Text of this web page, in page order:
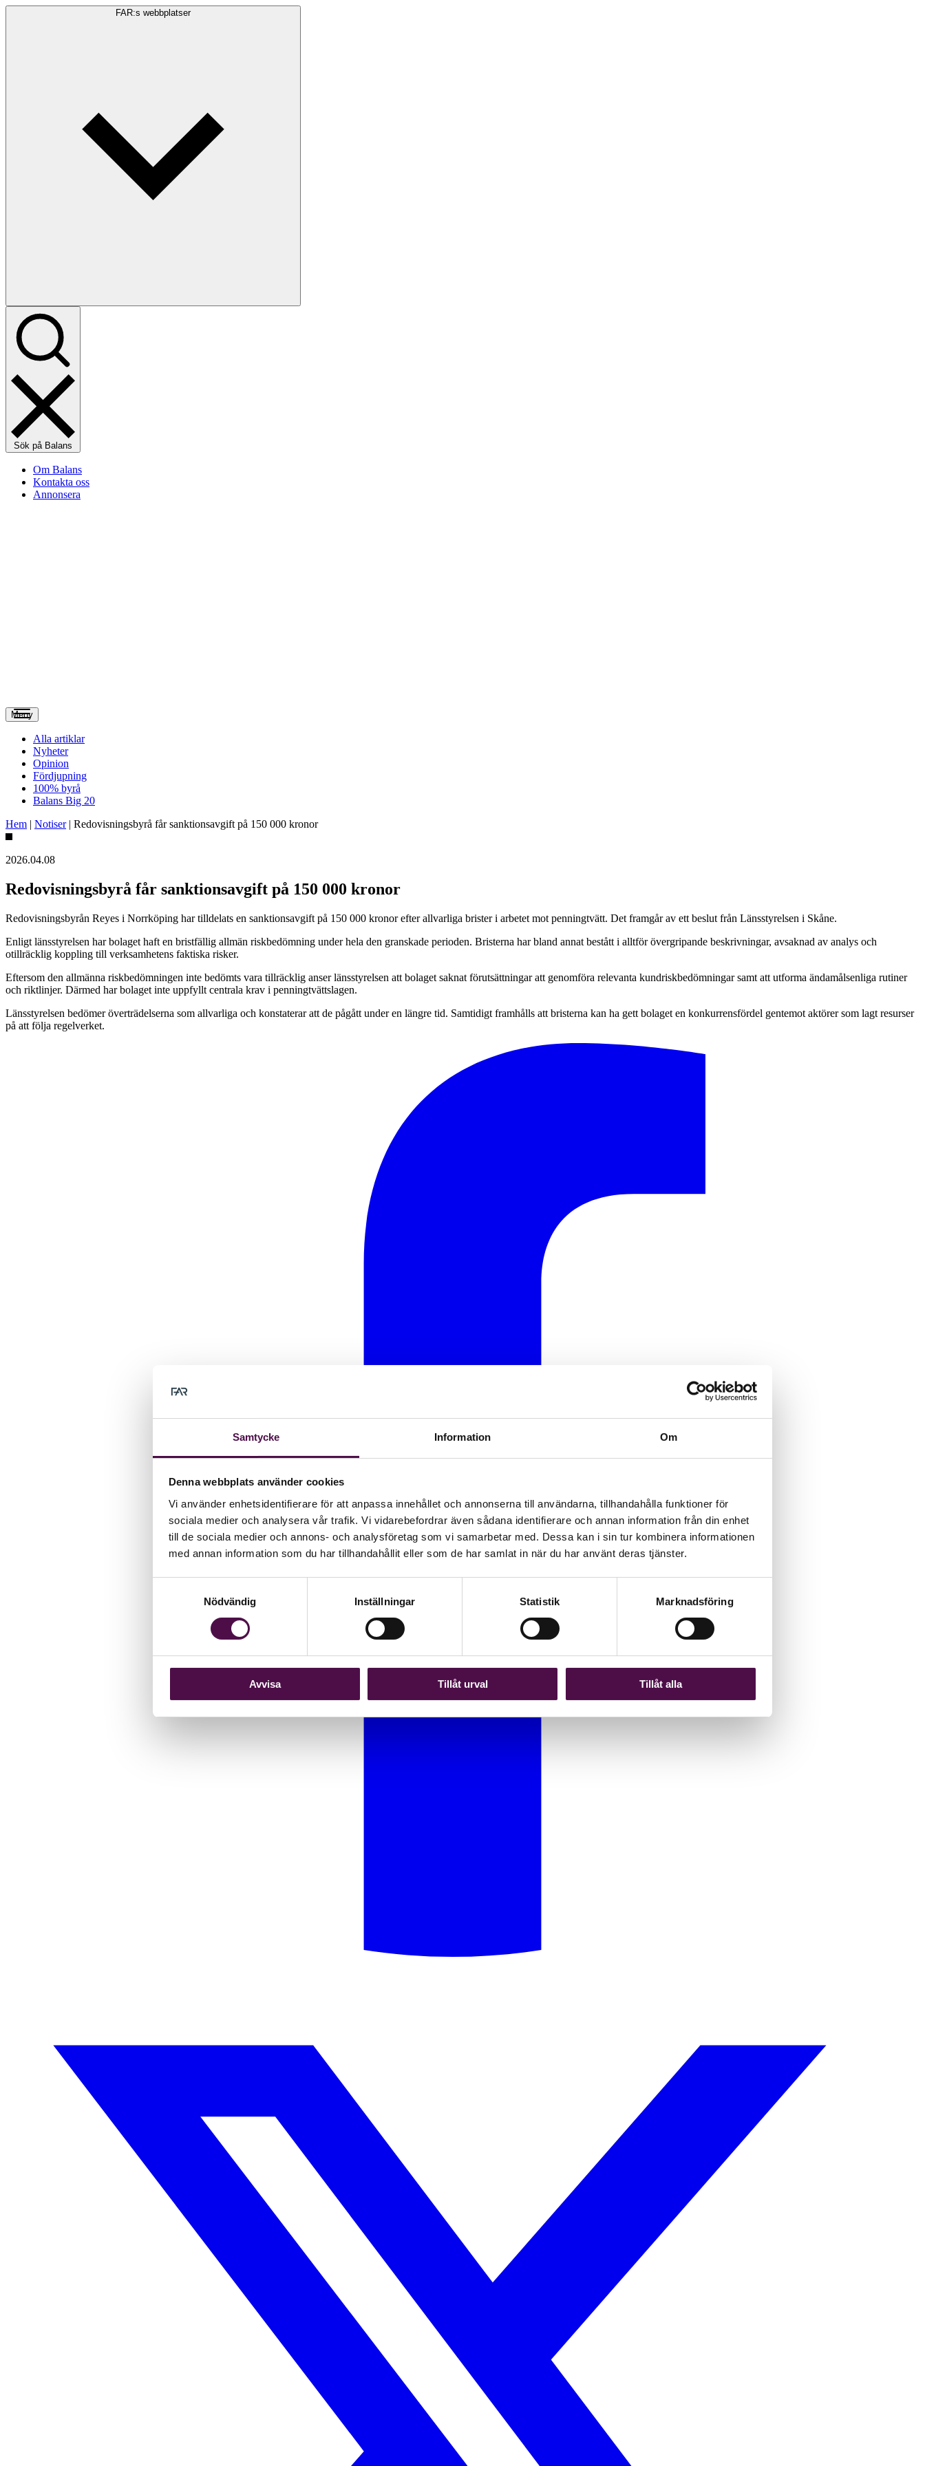
Samtycke Information Om
Denna webbplats använder cookies
Vi använder enhetsidentifierare för att anpassa innehållet och annonserna till användarna, tillhandahålla funktioner för
sociala medier och analysera vår trafik. Vi vidarebefordrar även sådana identifierare och annan information från din enhet
till de sociala medier och annons- och analysföretag som vi samarbetar med. Dessa kan i sin tur kombinera informationen
med annan information som du har tillhandahållit eller som de har samlat in när du har använt deras tjänster.
Nödvändig
Inställningar Statistik Marknadsföring
Avvisa Tillåt urval Tillåt alla
FAR:s webbplatser
Sök på Balans
Om Balans
Kontakta oss
Annonsera
Meny
Alla artiklar
Nyheter
Opinion
Fördjupning
100% byrå
Balans Big 20
Hem | Notiser| Redovisningsbyrå får sanktionsavgift på 150 000 kronor
2026.04.08
Redovisningsbyrå får sanktionsavgift på 150 000 kronor
Redovisningsbyrån Reyes i Norrköping har tilldelats en sanktionsavgift på 150 000 kronor efter allvarliga brister i arbetet mot penningtvätt. Det framgår av ett beslut från Länsstyrelsen i Skåne.
Enligt länsstyrelsen har bolaget haft en bristfällig allmän riskbedömning under hela den granskade perioden. Bristerna har bland annat bestått i alltför övergripande beskrivningar, avsaknad av analys och
otillräcklig koppling till verksamhetens faktiska risker.
Eftersom den allmänna riskbedömningen inte bedömts vara tillräcklig anser länsstyrelsen att bolaget saknat förutsättningar att genomföra relevanta kundriskbedömningar samt att utforma ändamålsenliga rutiner
och riktlinjer. Därmed har bolaget inte uppfyllt centrala krav i penningtvättslagen.
Länsstyrelsen bedömer överträdelserna som allvarliga och konstaterar att de pågått under en längre tid. Samtidigt framhålls att bristerna kan ha gett bolaget en konkurrensfördel gentemot aktörer som lagt resurser
på att följa regelverket.